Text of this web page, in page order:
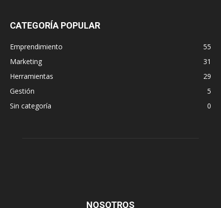
CATEGORÍA POPULAR
Emprendimiento
55
Marketing
31
Herramientas
29
Gestión
5
Sin categoría
0
NOSOTROS